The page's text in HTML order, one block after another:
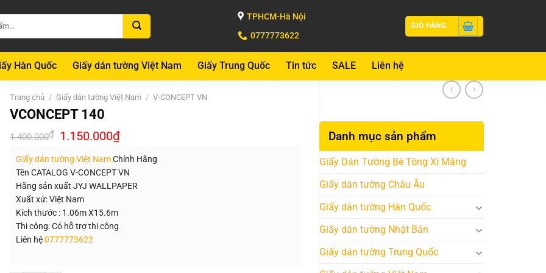
TPHCM-Hà Nội
0777773622
GIỎ HÀNG
Hàn Quốc Giấy dán tường Việt Nam Giấy Trung Quốc Tin tức SALE Liên hệ
Danh mục sản phẩm
Giấy Dán Tường Bê Tông Xi Măng
Giấy dán tường Châu Âu
Giấy dán tường Hàn Quốc
Giấy dán tường Nhật Bản
Giấy dán tường Trung Quốc
Trang chủ / Giấy dán tường Việt Nam / V-CONCEPT VN
VCONCEPT 140
1.400.000₫ Giá
gốc
1.400.000₫.
1.150.000₫Giá
hiện
là:
1.150.000₫.
Giấy dán tường Việt NamChính Hãng
Tên CATALOG V-CONCEPT VN
Hãng sản xuất JYJ WALLPAPER
Xuất xứ: Việt Nam
Kích thước : 1.06m X15.6m
Thi công: Có hỗ trợ thi công
Liên hệ0777773622